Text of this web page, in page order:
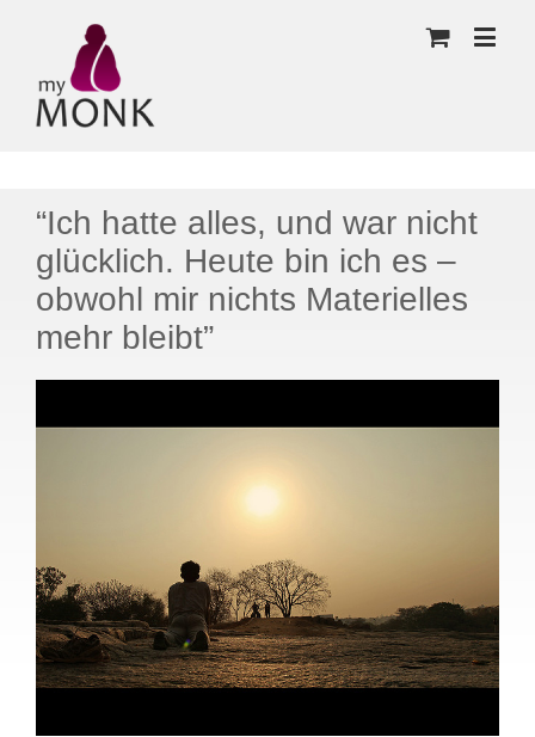
“Ich hatte alles, und war nicht
glücklich. Heute bin ich es –
obwohl mir nichts Materielles
mehr bleibt”